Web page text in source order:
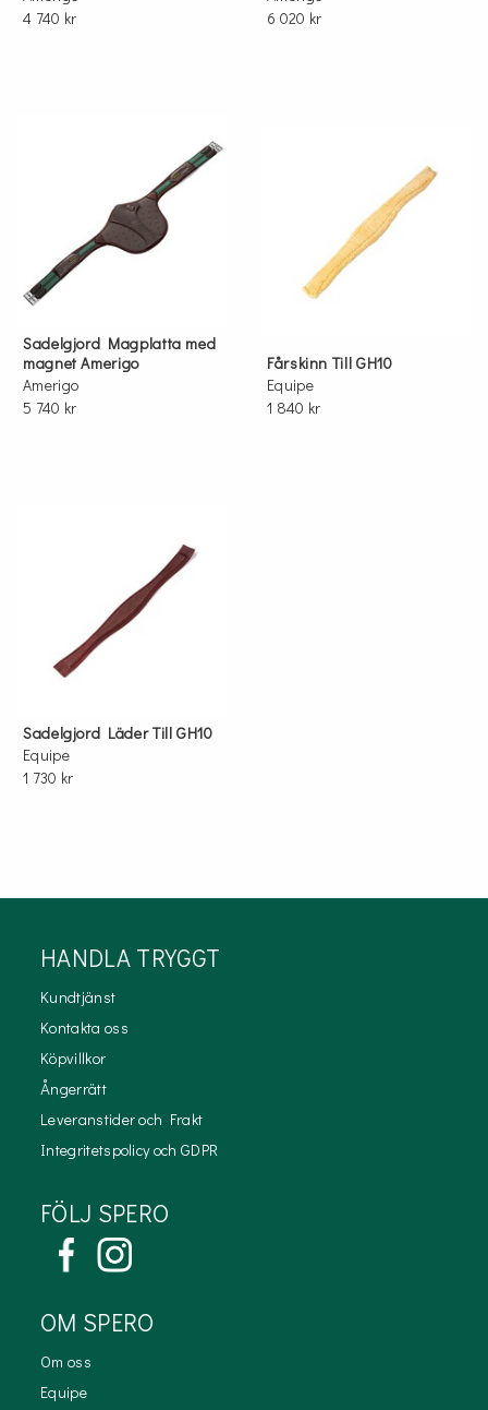
4 740 kr
6 020 kr
Sadelgjord Magplatta med
magnet Amerigo
Amerigo
5 740 kr
Fårskinn Till GH10
Equipe
1 840 kr
Sadelgjord Läder Till GH10
Equipe
1 730 kr
HANDLA TRYGGT
Kundtjänst
Kontakta oss
Köpvillkor
Ångerrätt
Leveranstider och Frakt
Integritetspolicy och GDPR
FÖLJ SPERO
OM SPERO
Om oss
Equipe